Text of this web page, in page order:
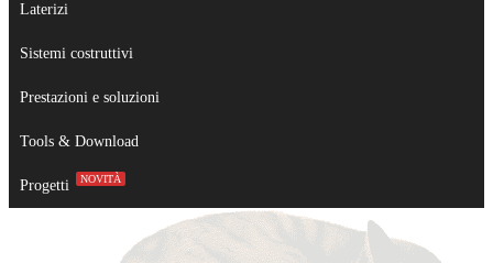
Laterizi
Sistemi costruttivi
Prestazioni e soluzioni
Tools & Download
Progetti NOVITÀ